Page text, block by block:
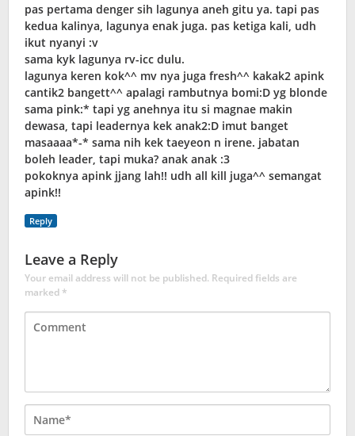
pas pertama denger sih lagunya aneh gitu ya. tapi pas
kedua kalinya, lagunya enak juga. pas ketiga kali, udh
ikut nyanyi :v
sama kyk lagunya rv-icc dulu.
lagunya keren kok^^ mv nya juga fresh^^ kakak2 apink
cantik2 bangett^^ apalagi rambutnya bomi:D yg blonde
sama pink:* tapi yg anehnya itu si magnae makin
dewasa, tapi leadernya kek anak2:D imut banget
masaaaa*-* sama nih kek taeyeon n irene. jabatan
boleh leader, tapi muka? anak anak :3
pokoknya apink jjang lah!! udh all kill juga^^ semangat
apink!!
Reply
Leave a Reply
Your email address will not be published. Required fields are
marked*